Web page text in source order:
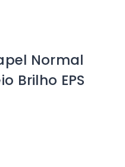
Normal
Brilho EPS